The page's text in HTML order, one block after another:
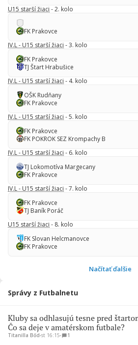
U15 starší žiaci - 2. kolo
FK Prakovce
IV.L - U15 starší žiaci - 3. kolo
FK Prakovce
TJ Štart Hrabušice
IV.L - U15 starší žiaci - 4. kolo
OŠK Rudňany
FK Prakovce
IV.L - U15 starší žiaci - 5. kolo
FK Prakovce
FK POKROK SEZ Krompachy B
IV.L - U15 starší žiaci - 6. kolo
TJ Lokomotíva Margecany
FK Prakovce
IV.L - U15 starší žiaci - 7. kolo
FK Prakovce
TJ Baník Poráč
U15 starší žiaci - 8. kolo
FK Slovan Helcmanovce
FK Prakovce
Načítať ďalšie
Správy z Futbalnetu
Kluby sa odhlasujú tesne pred
Čo sa deje v amatérskom futbale?
Titanilla Bőd∙st 16:15∙ 1